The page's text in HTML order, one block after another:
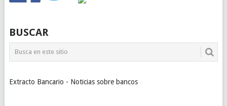
BUSCAR
Extracto Bancario - Noticias sobre bancos